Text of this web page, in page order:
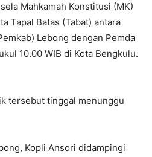
Mahkamah Konstitusi (MK)
Tapal Batas (Tabat) antara
Lebong dengan Pemda
10.00 WIB di Kota Bengkulu.
tersebut tinggal menunggu
Kopli Ansori didampingi